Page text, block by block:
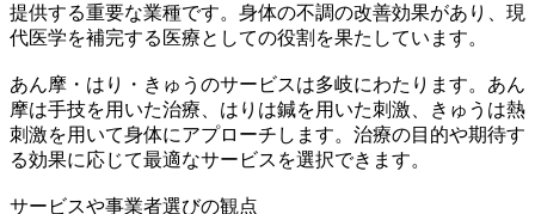
提供する重要な業種です。身体の不調の改善効果があり、現
代医学を補完する医療としての役割を果たしています。
あん摩・はり・きゅうのサービスは多岐にわたります。あん
摩は手技を用いた治療、はりは鍼を用いた刺激、きゅうは熱
刺激を用いて身体にアプローチします。治療の目的や期待す
る効果に応じて最適なサービスを選択できます。
サービスや事業者選びの観点